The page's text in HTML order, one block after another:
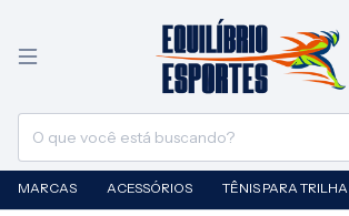
MARCAS ACESSÓRIOS TÊNIS PARA TRILHA